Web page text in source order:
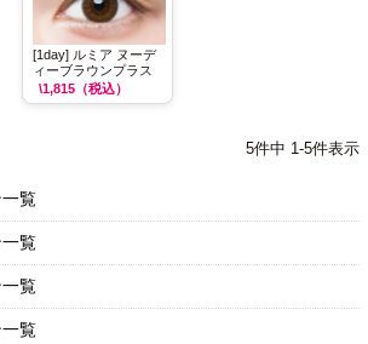
[1day] ルミア ヌーデ
ィーブラウンプラス
\1,815（税込）
5件中 1-5件表示
覧
覧
覧
覧